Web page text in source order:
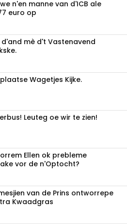
n'en manne van d'ICB ale
euro op
d'and mè d't Vastenavend
Wagetjes Kijke.
Leuteg oe wir te zien!
Ellen ok prebleme
vor de n'Optocht?
van de Prins ontworrepe
Kwaadgras